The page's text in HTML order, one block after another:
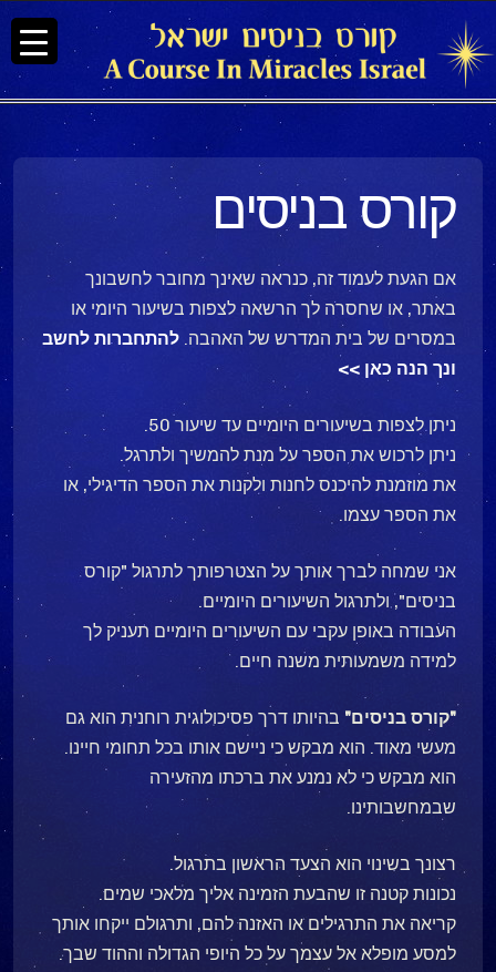
קורס בניסים
אם הגעת לעמוד זה, כנראה שאינך מחובר לחשבונך
באתר, או שחסרה לך הרשאה לצפות בשיעור היומי או
במסרים של בית המדרש של האהבה. להתחברות לחשב
ונך הנה כאן >>
ניתן לצפות בשיעורים היומיים עד שיעור 50.
ניתן לרכוש את הספר על מנת להמשיך ולתרגל.
את מוזמנת להיכנס לחנות ולקנות את הספר הדיגילי, או
את הספר עצמו.
אני שמחה לברך אותך על הצטרפותך לתרגול "קורס
בניסים", ולתרגול השיעורים היומיים.
העבודה באופן עקבי עם השיעורים היומיים תעניק לך
למידה משמעותית משנה חיים.
"קורס בניסים"בהיותו דרך פסיכולוגית רוחנית הוא גם
מעשי מאוד. הוא מבקש כי ניישם אותו בכל תחומי חיינו.
הוא מבקש כי לא נמנע את ברכתו מהזעירה
שבמחשבותינו.
רצונך בשינוי הוא הצעד הראשון בתרגול.
נכונות קטנה זו שהבעת הזמינה אליך מלאכי שמים.
קריאה את התרגילים או האזנה להם, ותרגולם ייקחו אותך
למסע מופלא אל עצמך על כל היופי הגדולה וההוד שבך.